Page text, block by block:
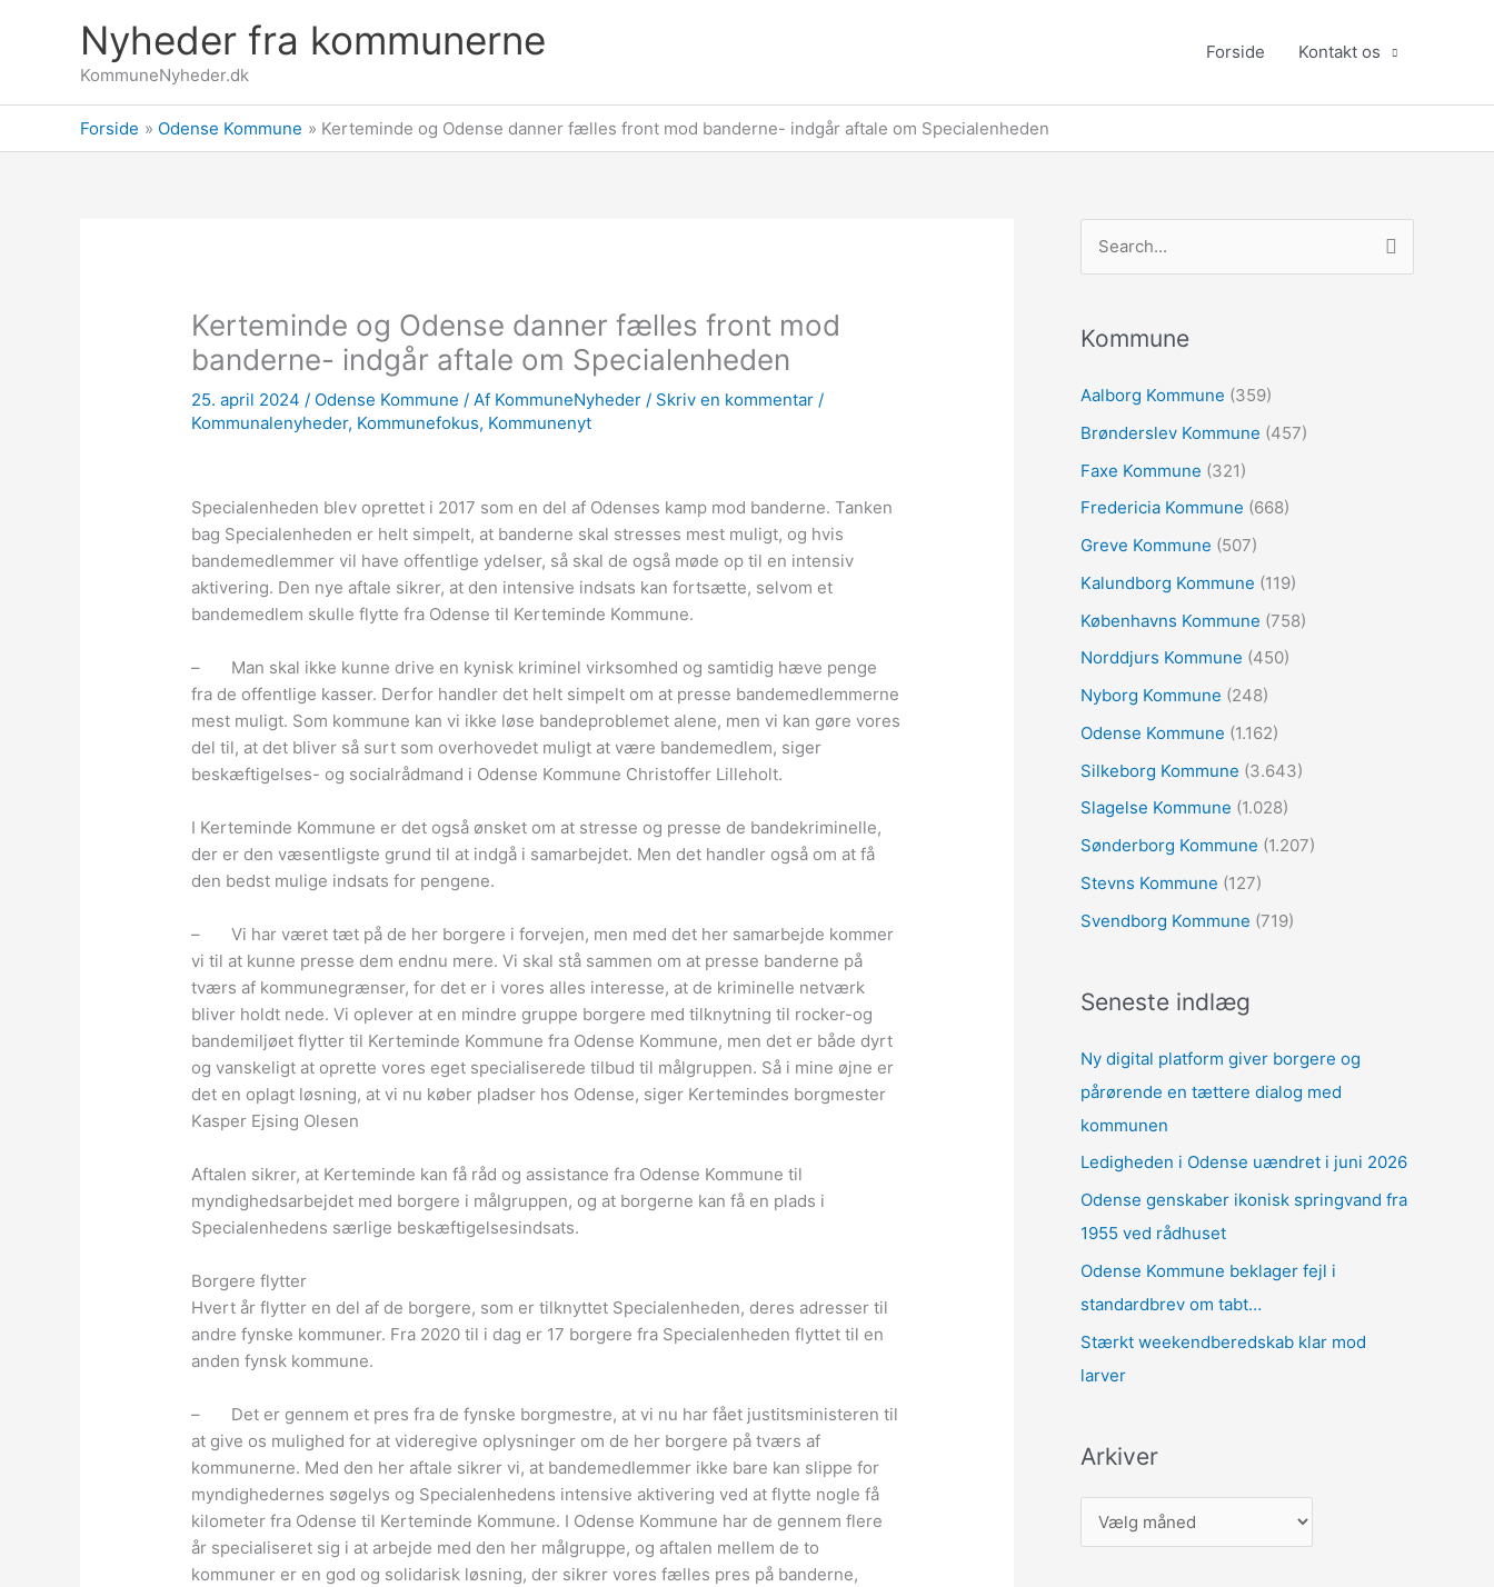
Nyheder fra kommunerne
KommuneNyheder.dk
Forside Kontakt os
Forside Odense Kommune Kerteminde og Odense danner fælles front mod banderne- indgår aftale om Specialenheden
Kerteminde og Odense danner fælles front mod
banderne- indgår aftale om Specialenheden
25. april 2024/ Odense Kommune / Af KommuneNyheder/ Skriv en kommentar /
Kommunalenyheder, Kommunefokus, Kommunenyt
Specialenheden blev oprettet i 2017 som en del af Odenses kamp mod banderne. Tanken
bag Specialenheden er helt simpelt, at banderne skal stresses mest muligt, og hvis
bandemedlemmer vil have offentlige ydelser, så skal de også møde op til en intensiv
aktivering. Den nye aftale sikrer, at den intensive indsats kan fortsætte, selvom et
bandemedlem skulle flytte fra Odense til Kerteminde Kommune.
– Man skal ikke kunne drive en kynisk kriminel virksomhed og samtidig hæve penge
fra de offentlige kasser. Derfor handler det helt simpelt om at presse bandemedlemmerne
mest muligt. Som kommune kan vi ikke løse bandeproblemet alene, men vi kan gøre vores
del til, at det bliver så surt som overhovedet muligt at være bandemedlem, siger
beskæftigelses- og socialrådmand i Odense Kommune Christoffer Lilleholt.
I Kerteminde Kommune er det også ønsket om at stresse og presse de bandekriminelle,
der er den væsentligste grund til at indgå i samarbejdet. Men det handler også om at få
den bedst mulige indsats for pengene.
– Vi har været tæt på de her borgere i forvejen, men med det her samarbejde kommer
vi til at kunne presse dem endnu mere. Vi skal stå sammen om at presse banderne på
tværs af kommunegrænser, for det er i vores alles interesse, at de kriminelle netværk
bliver holdt nede. Vi oplever at en mindre gruppe borgere med tilknytning til rocker-og
bandemiljøet flytter til Kerteminde Kommune fra Odense Kommune, men det er både dyrt
og vanskeligt at oprette vores eget specialiserede tilbud til målgruppen. Så i mine øjne er
det en oplagt løsning, at vi nu køber pladser hos Odense, siger Kertemindes borgmester
Kasper Ejsing Olesen
Aftalen sikrer, at Kerteminde kan få råd og assistance fra Odense Kommune til
myndighedsarbejdet med borgere i målgruppen, og at borgerne kan få en plads i
Specialenhedens særlige beskæftigelsesindsats.
Borgere flytter
Hvert år flytter en del af de borgere, som er tilknyttet Specialenheden, deres adresser til
andre fynske kommuner. Fra 2020 til i dag er 17 borgere fra Specialenheden flyttet til en
anden fynsk kommune.
– Det er gennem et pres fra de fynske borgmestre, at vi nu har fået justitsministeren til
at give os mulighed for at videregive oplysninger om de her borgere på tværs af
kommunerne. Med den her aftale sikrer vi, at bandemedlemmer ikke bare kan slippe for
myndighedernes søgelys og Specialenhedens intensive aktivering ved at flytte nogle få
kilometer fra Odense til Kerteminde Kommune. I Odense Kommune har de gennem flere
år specialiseret sig i at arbejde med den her målgruppe, og aftalen mellem de to
kommuner er en god og solidarisk løsning, der sikrer vores fælles pres på banderne,
e
t
e
r
:
Kommune
Aalborg Kommune (359)
Brønderslev Kommune (457)
Faxe Kommune (321)
Fredericia Kommune (668)
Greve Kommune (507)
Kalundborg Kommune (119)
Københavns Kommune (758)
Norddjurs Kommune (450)
Nyborg Kommune (248)
Odense Kommune (1.162)
Silkeborg Kommune (3.643)
Slagelse Kommune (1.028)
Sønderborg Kommune (1.207)
Stevns Kommune (127)
Svendborg Kommune (719)
Seneste indlæg
Ny digital platform giver borgere og
pårørende en tættere dialog med
kommunen
Ledigheden i Odense uændret i juni 2026
Odense genskaber ikonisk springvand fra
1955 ved rådhuset
Odense Kommune beklager fejl i
standardbrev om tabt…
Stærkt weekendberedskab klar mod
larver
Arkiver
r